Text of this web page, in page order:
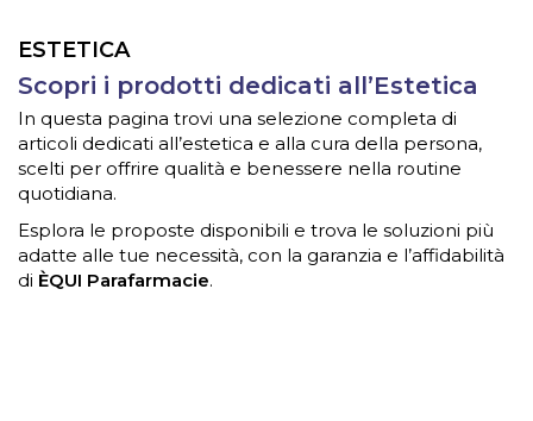
ESTETICA
Scopri i prodotti dedicati all’Estetica
In questa pagina trovi una selezione completa di
articoli dedicati all’estetica e alla cura della persona,
scelti per offrire qualità e benessere nella routine
quotidiana.
Esplora le proposte disponibili e trova le soluzioni più
adatte alle tue necessità, con la garanzia e l’affidabilità
di ÈQUI Parafarmacie.